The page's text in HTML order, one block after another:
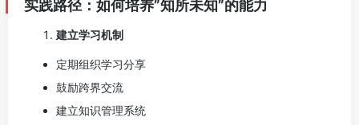
实践路径：如何培养”知所未知”的能力
建立学习机制
定期组织学习分享
鼓励跨界交流
建立知识管理系统